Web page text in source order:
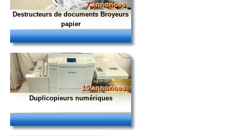
7 annonces
Destructeurs de documents Broyeurs
papier
15 annonces
Duplicopieurs numériques